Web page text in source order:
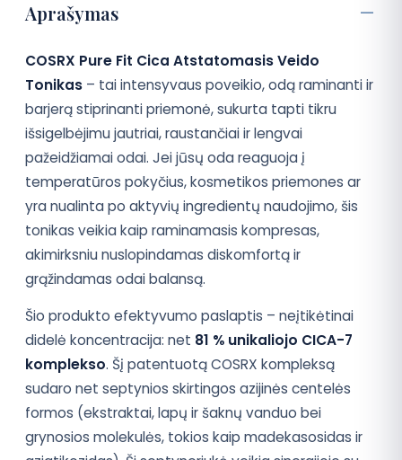
Aprašymas
COSRX Pure Fit Cica Atstatomasis Veido
Tonikas – tai intensyvaus poveikio, odą raminanti ir
barjerą stiprinanti priemonė, sukurta tapti tikru
išsigelbėjimu jautriai, raustančiai ir lengvai
pažeidžiamai odai. Jei jūsų oda reaguoja į
temperatūros pokyčius, kosmetikos priemones ar
yra nualinta po aktyvių ingredientų naudojimo, šis
tonikas veikia kaip raminamasis kompresas,
akimirksniu nuslopindamas diskomfortą ir
grąžindamas odai balansą.
Šio produkto efektyvumo paslaptis – neįtikėtinai
didelė koncentracija: net 81 % unikaliojo CICA-7
komplekso. Šį patentuotą COSRX kompleksą
sudaro net septynios skirtingos azijinės centelės
formos (ekstraktai, lapų ir šaknų vanduo bei
grynosios molekulės, tokios kaip madekasosidas ir